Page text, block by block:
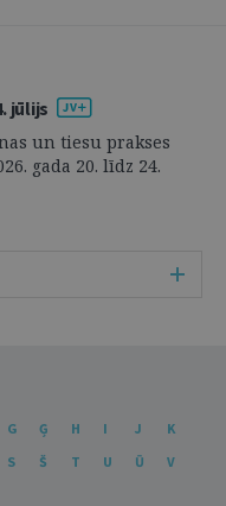
jūlijs
un tiesu prakses
gada 20. līdz 24.
G Ģ H I J
K
S Š T U Ū
V